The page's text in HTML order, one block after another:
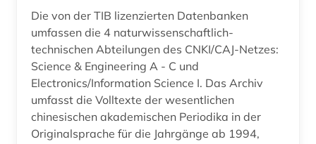
Die von der TIB lizenzierten Datenbanken
umfassen die 4 naturwissenschaftlich-
technischen Abteilungen des CNKI/CAJ-Netzes:
Science & Engineering A - C und
Electronics/Information Science I. Das Archiv
umfasst die Volltexte der wesentlichen
chinesischen akademischen Periodika in der
Originalsprache für die Jahrgänge ab 1994,